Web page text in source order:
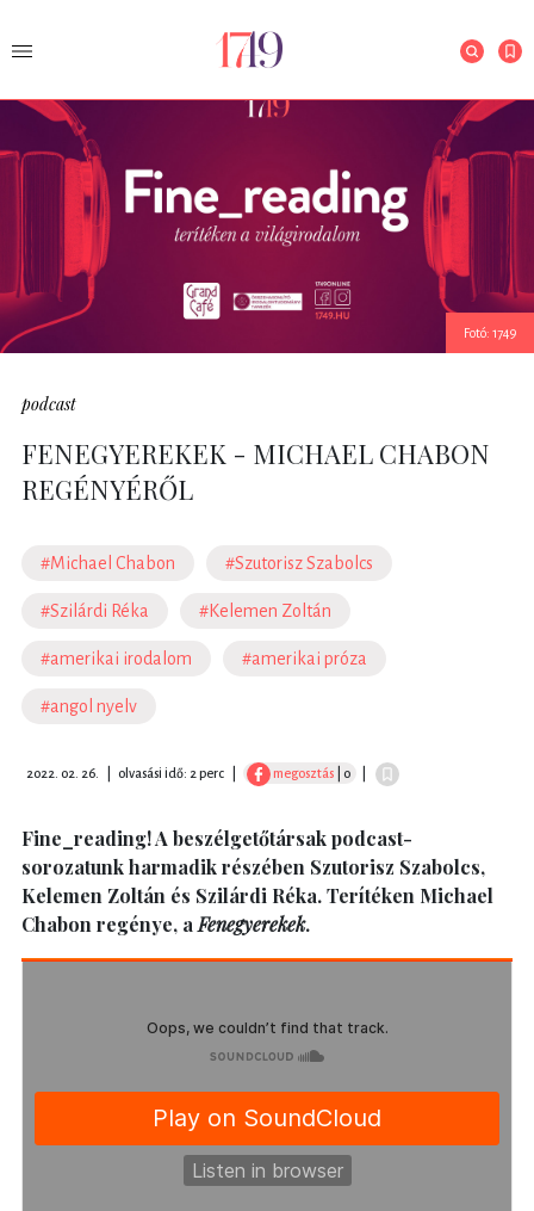
Fotó: 1749
podcast
FENEGYEREKEK - MICHAEL CHABON
REGÉNYÉRŐL
#Michael Chabon #Szutorisz Szabolcs
#Szilárdi Réka #Kelemen Zoltán
#amerikai irodalom #amerikai próza
#angol nyelv
2022. 02. 26. olvasási idő: 2 perc megosztás | 0
Fine_reading! A beszélgetőtársak podcast-
sorozatunk harmadik részében Szutorisz Szabolcs,
Kelemen Zoltán és Szilárdi Réka. Terítéken Michael
Chabon regénye, a Fenegyerekek.